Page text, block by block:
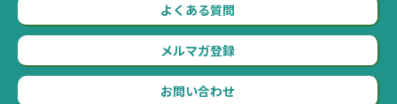
よくある質問
メルマガ登録
お問い合わせ